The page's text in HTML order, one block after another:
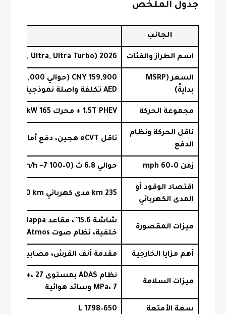
جدول الملخص
الجانب
اسم الطراز والفئات 2026 Buick Electra E7 (1600 Full, Ultra, Ultra Turbo)
السعر (MSRP
بدايةً)
AED تكلفة واصلة نموذجية في الإمارات
مجموعة الحركة 1.5T PHEV + محرك 165 kW، قدرة إجمالية 280 kW
ناقل الحركة ونظام
الدفع
ناقل eCVT هجين، دفع أمامي FWD / رباعي AWD
زمن 0–60 mph حوالي 6.8 ث (0–100 km/h ~7 ث)
اقتصاد الوقود أو
المدى الكهربائي
235 km مدى كهربائي CLTC، 1630 km مدى إجمالي
ميزات المقصورة
خلفية، نظام صوت Dolby Atmos بـ20 مكبرًا
أهم مزايا الخارجية مقدمة أنف القرش، مصابيح Galaxy Wing، عجلات 20"
ميزات السلامة
MPa، 7 وسائد هوائية
سعة الأمتعة 650–1798 L